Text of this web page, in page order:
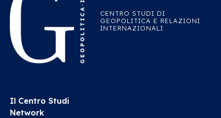
CENTRO STUDI DI
GEOPOLITICA E RELAZIONI
INTERNAZIONALI
Il Centro Studi
Network